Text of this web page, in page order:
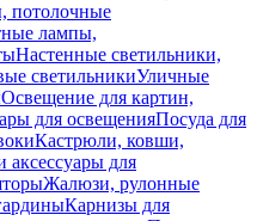
потолочные
лампы,
Настенные светильники,
светильникиУличные
Освещение для картин,
для освещенияПосуда для
Кастрюли, ковши,
для
Жалюзи, рулонные
Карнизы для